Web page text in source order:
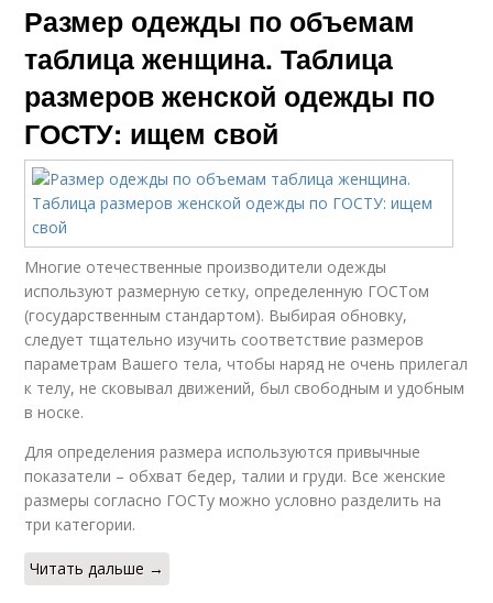
Размер по таблице
Размер одежды по объемам
таблица женщина. Таблица
размеров женской одежды по
ГОСТУ: ищем свой
Многие отечественные производители одежды
используют размерную сетку, определенную ГОСТом
(государственным стандартом). Выбирая обновку,
следует тщательно изучить соответствие размеров
параметрам Вашего тела, чтобы наряд не очень прилегал
к телу, не сковывал движений, был свободным и удобным
в носке.
Для определения размера используются привычные
показатели – обхват бедер, талии и груди. Все женские
размеры согласно ГОСТу можно условно разделить на
три категории.
Читать дальше →